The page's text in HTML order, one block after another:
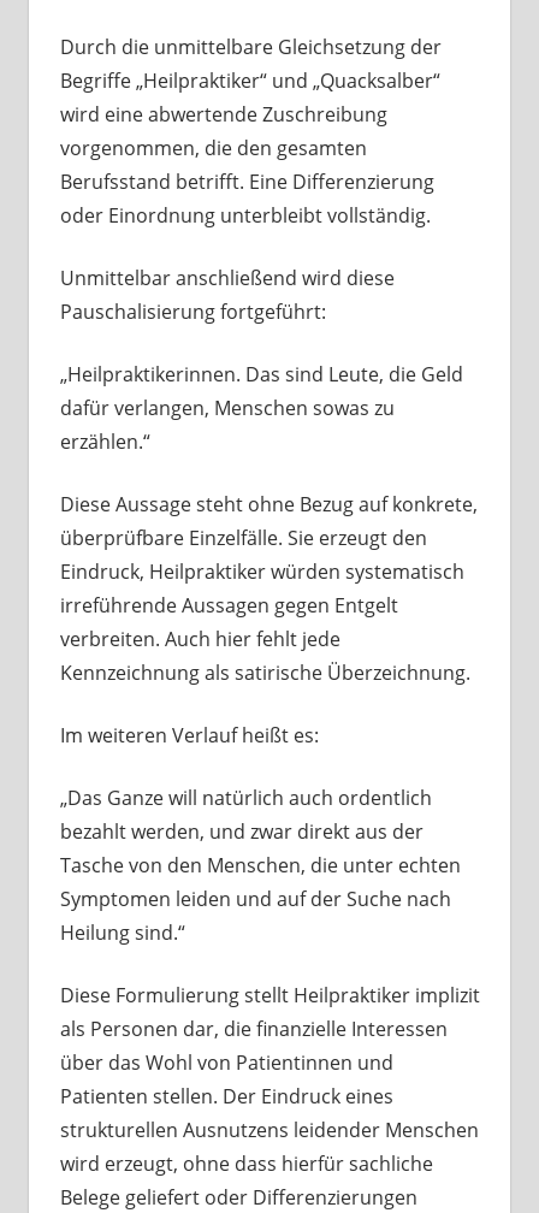
Durch die unmittelbare Gleichsetzung der
Begriffe „Heilpraktiker“ und „Quacksalber“
wird eine abwertende Zuschreibung
vorgenommen, die den gesamten
Berufsstand betrifft. Eine Differenzierung
oder Einordnung unterbleibt vollständig.
Unmittelbar anschließend wird diese
Pauschalisierung fortgeführt:
„Heilpraktikerinnen. Das sind Leute, die Geld
dafür verlangen, Menschen sowas zu
erzählen.“
Diese Aussage steht ohne Bezug auf konkrete,
überprüfbare Einzelfälle. Sie erzeugt den
Eindruck, Heilpraktiker würden systematisch
irreführende Aussagen gegen Entgelt
verbreiten. Auch hier fehlt jede
Kennzeichnung als satirische Überzeichnung.
Im weiteren Verlauf heißt es:
„Das Ganze will natürlich auch ordentlich
bezahlt werden, und zwar direkt aus der
Tasche von den Menschen, die unter echten
Symptomen leiden und auf der Suche nach
Heilung sind.“
Diese Formulierung stellt Heilpraktiker implizit
als Personen dar, die finanzielle Interessen
über das Wohl von Patientinnen und
Patienten stellen. Der Eindruck eines
strukturellen Ausnutzens leidender Menschen
wird erzeugt, ohne dass hierfür sachliche
Belege geliefert oder Differenzierungen